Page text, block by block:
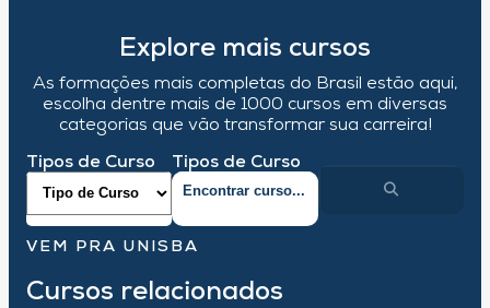
Explore mais cursos
As formações mais completas do Brasil estão aqui,
escolha dentre mais de 1000 cursos em diversas
categorias que vão transformar sua carreira!
Tipos de Curso Tipos de Curso
VEM PRA UNISBA
Cursos relacionados